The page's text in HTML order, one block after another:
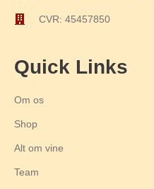
CVR: 45457850
Quick Links
Om os
Shop
Alt om vine
Team